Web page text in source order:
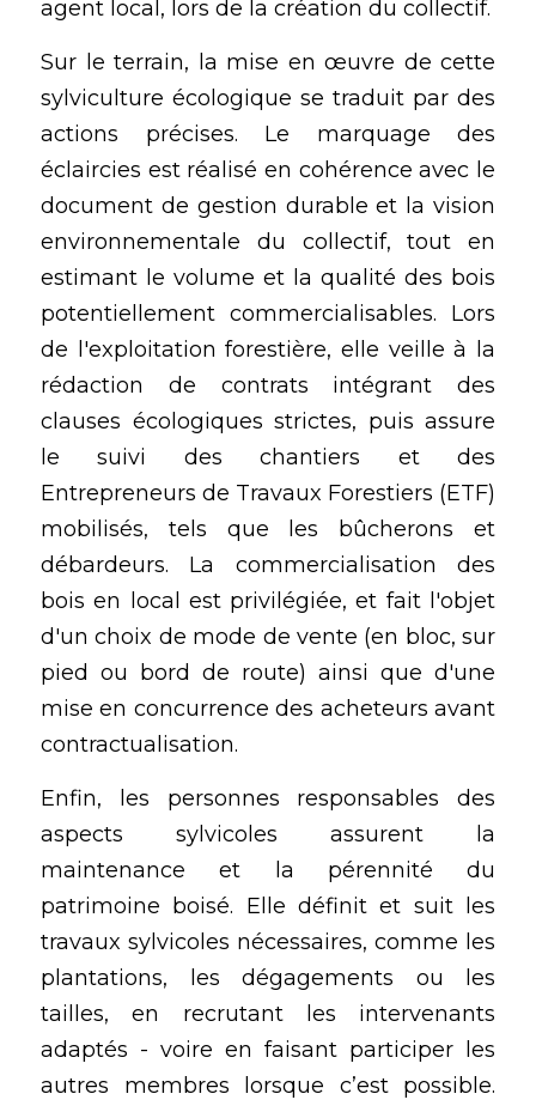
agent local, lors de la création du collectif.
Sur le terrain, la mise en œuvre de cette
sylviculture écologique se traduit par des
actions précises. Le marquage des
éclaircies est réalisé en cohérence avec le
document de gestion durable et la vision
environnementale du collectif, tout en
estimant le volume et la qualité des bois
potentiellement commercialisables. Lors
de l'exploitation forestière, elle veille à la
rédaction de contrats intégrant des
clauses écologiques strictes, puis assure
le suivi des chantiers et des
Entrepreneurs de Travaux Forestiers (ETF)
mobilisés, tels que les bûcherons et
débardeurs. La commercialisation des
bois en local est privilégiée, et fait l'objet
d'un choix de mode de vente (en bloc, sur
pied ou bord de route) ainsi que d'une
mise en concurrence des acheteurs avant
contractualisation.
Enfin, les personnes responsables des
aspects sylvicoles assurent la
maintenance et la pérennité du
patrimoine boisé. Elle définit et suit les
travaux sylvicoles nécessaires, comme les
plantations, les dégagements ou les
tailles, en recrutant les intervenants
adaptés - voire en faisant participer les
autres membres lorsque c’est possible.